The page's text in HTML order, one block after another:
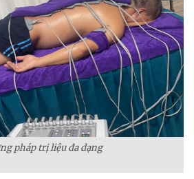
pháp trị liệu đa dạng